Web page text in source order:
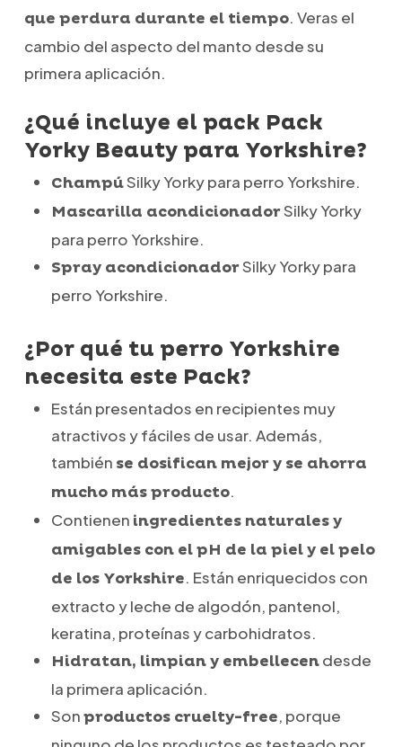
que perdura durante el tiempo. Veras el
cambio del aspecto del manto desde su
primera aplicación.
¿Qué incluye el pack Pack
Yorky Beauty para Yorkshire?
ChampúSilky Yorky para perro Yorkshire.
Mascarilla acondicionadorSilky Yorky
para perro Yorkshire.
Spray acondicionadorSilky Yorky para
perro Yorkshire.
¿Por qué tu perro Yorkshire
necesita este Pack?
Están presentados en recipientes muy
atractivos y fáciles de usar. Además,
también se dosifican mejor y se ahorra
mucho más producto.
Contienen ingredientes naturales y
amigables con el pH de la piel y el pelo
de los Yorkshire. Están enriquecidos con
extracto y leche de algodón, pantenol,
keratina, proteínas y carbohidratos.
Hidratan, limpian y embellecendesde
la primera aplicación.
Sonproductos cruelty-free, porque